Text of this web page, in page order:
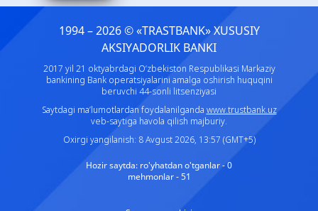
1994 – 2026 © «TRASTBANK» ХUSUSIY
AKSIYADORLIK BANKI
2017 yil 21 oktyabrdagi O‘zbekiston Respublikasi Markaziy
bankining Bank operatsiyalarini amalga oshirish huquqini
beruvchi 44-sonli litsenziyasi
Saytdagi ma’lumotlardan foydalanilganda www.trustbank.uz
veb-saytiga havola qilish majburiy.
Oxirgi yangilanish: 8 Avgust 2026, 13:57 (GMT+5)
Hozir saytda: ro'yhatdan o'tganlar - 0
mehmonlar - 51